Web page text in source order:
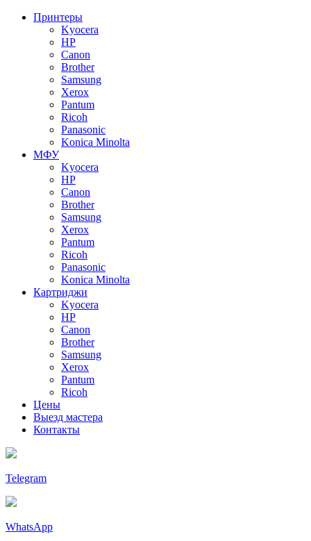
Принтеры
Kyocera
HP
Canon
Brother
Samsung
Xerox
Pantum
Ricoh
Panasonic
Konica Minolta
МФУ
Kyocera
HP
Canon
Brother
Samsung
Xerox
Pantum
Ricoh
Panasonic
Konica Minolta
Картриджи
Kyocera
HP
Canon
Brother
Samsung
Xerox
Pantum
Ricoh
Цены
Выезд мастера
Контакты
Telegram
WhatsApp